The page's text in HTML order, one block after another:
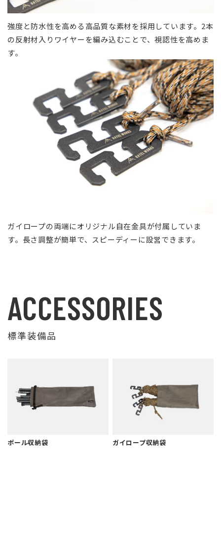
強度と防水性を高める高品質な素材を採用しています。2本
の反射材入りワイヤーを編み込むことで、視認性を高めま
す。
ガイロープの両端にオリジナル自在金具が付属していま
す。長さ調整が簡単で、スピーディーに設営できます。
ACCESSORIES
標準装備品
ポール収納袋 ガイロープ収納袋